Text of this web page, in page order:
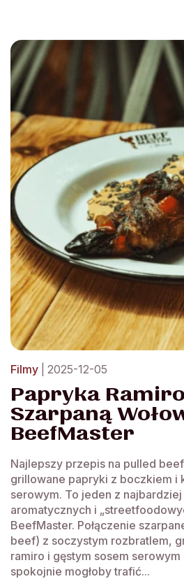
Filmy | 2025-12-05
Papryka
Szarpaną
BeefMaster
Najlepszy przepis na pulled
grillowane papryki z boczkiem i
serowym. To jeden z
aromatycznych i
BeefMaster. Połączenie
beef) z soczystym rozbratlem,
ramiro i gęstym sosem
spokojnie mogłoby trafić...